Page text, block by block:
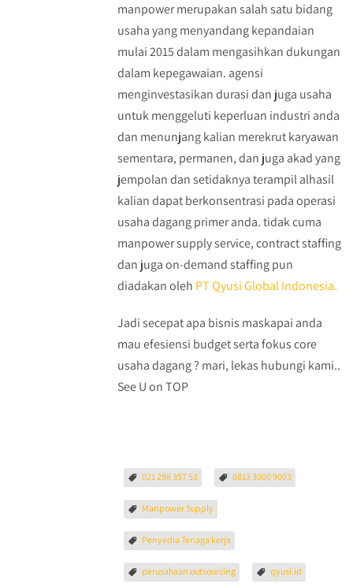
manpower merupakan salah satu bidang
usaha yang menyandang kepandaian
mulai 2015 dalam mengasihkan dukungan
dalam kepegawaian. agensi
menginvestasikan durasi dan juga usaha
untuk menggeluti keperluan industri anda
dan menunjang kalian merekrut karyawan
sementara, permanen, dan juga akad yang
jempolan dan setidaknya terampil alhasil
kalian dapat berkonsentrasi pada operasi
usaha dagang primer anda. tidak cuma
manpower supply service, contract staffing
dan juga on-demand staffing pun
diadakan oleh PT Qyusi Global Indonesia.
Jadi secepat apa bisnis maskapai anda
mau efesiensi budget serta fokus core
usaha dagang ? mari, lekas hubungi kami..
See U on TOP
021 298 357 53 0813 3000 9003
Manpower Supply
Penyedia Tenaga kerja
perusahaan outsourcing qyusi.id